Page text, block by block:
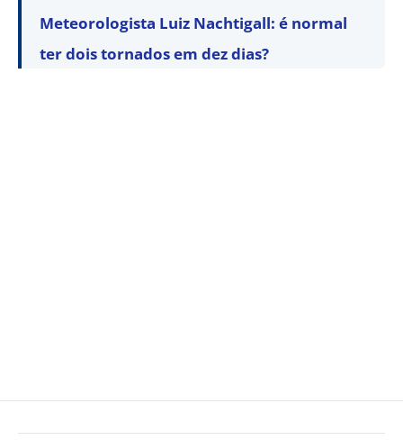
Meteorologista Luiz Nachtigall: é normal
ter dois tornados em dez dias?